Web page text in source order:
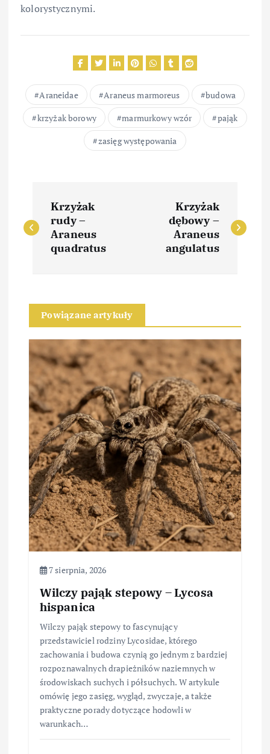
kolorystycznymi.
Araneidae Araneus marmoreus
budowa
krzyżak borowy
marmurkowy wzór
pająk
zasięg występowania
a
g
a
a
w
p
s
Krzyżak
rudy –
Araneus
quadratus
Krzyżak
dębowy –
Araneus
angulatus
Powiązane artykuły
7 sierpnia, 2026
Wilczy pająk stepowy – Lycosa
hispanica
Wilczy pająk stepowy to fascynujący
przedstawiciel rodziny Lycosidae, którego
zachowania i budowa czynią go jednym z bardziej
rozpoznawalnych drapieżników naziemnych w
środowiskach suchych i półsuchych. W artykule
omówię jego zasięg, wygląd, zwyczaje, a także
praktyczne porady dotyczące hodowli w
warunkach…